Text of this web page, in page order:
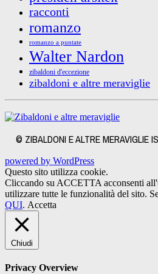
racconti
romanzo
romanzo a puntate
Walter Nardon
zibaldoni d'eccezione
zibaldoni e altre meraviglie
© ZIBALDONI E ALTRE MERAVIGLIE
powered by WordPress
Questo sito utilizza cookie.
Cliccando su ACCETTA acconsenti
utilizzare tutte le funzionalità del sito.
QUI. Accetta
Chiudi
Privacy Overview